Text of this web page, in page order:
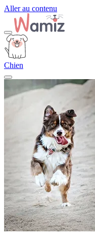
Aller au contenu
Chien